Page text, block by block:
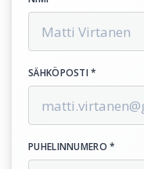
SÄHKÖPOSTI *
PUHELINNUMERO *